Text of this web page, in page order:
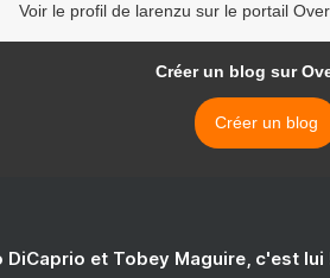
Voir le profil de larenzu sur le portail
Créer un blog sur
Créer un blog
DiCaprio et Tobey Maguire, c'est